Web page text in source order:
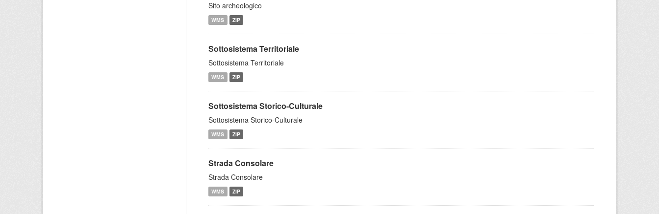
Sito archeologico
WMS ZIP
Sottosistema Territoriale
Sottosistema Territoriale
WMS ZIP
Sottosistema Storico-Culturale
Sottosistema Storico-Culturale
WMS ZIP
Strada Consolare
Strada Consolare
WMS ZIP